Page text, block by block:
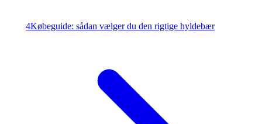
4Købeguide: sådan vælger du den rigtige hyldebær